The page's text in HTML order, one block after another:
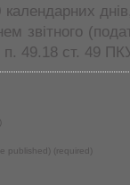
календарних
звітного
п. 49.18 ст. 49
published) (required)